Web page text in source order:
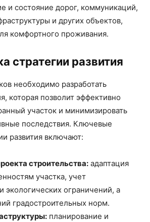
и состояние дорог, коммуникаций,
и других объектов,
комфортного проживания.
стратегии развития
необходимо разработать
которая позволит эффективно
участок и минимизировать
последствия. Ключевые
развития включают:
строительства: адаптация
участка, учет
экологических ограничений, а
градостроительных норм.
планирование и